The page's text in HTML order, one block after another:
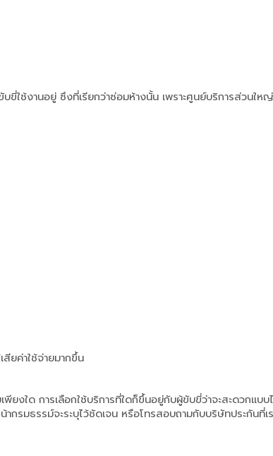
ใช้งานอยู่ ซึงที่เรียกว่าซ่อมห้างนั้น เพราะศูนย์บริการส่วนให
สียค่าใช้จ่ายมากขึ้น
ยงใด การเลือกใช้บริการที่ใดก็ขึ้นอยู่กับผู้ขับขี่ว่าจะสะดวกแบบ
มธรรม์จะระบุไว้ชัดเจน หรือโทรสอบถามกับบริษัทประกันที่เ